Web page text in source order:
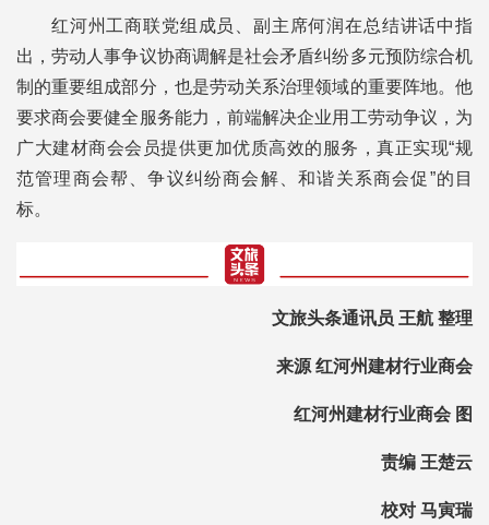
红河州工商联党组成员、副主席何润在总结讲话中指
出，劳动人事争议协商调解是社会矛盾纠纷多元预防综合机
制的重要组成部分，也是劳动关系治理领域的重要阵地。他
要求商会要健全服务能力，前端解决企业用工劳动争议，为
广大建材商会会员提供更加优质高效的服务，真正实现“规
范管理商会帮、争议纠纷商会解、和谐关系商会促”的目
标。
文旅头条通讯员 王航 整理
来源 红河州建材行业商会
红河州建材行业商会 图
责编 王楚云
校对 马寅瑞